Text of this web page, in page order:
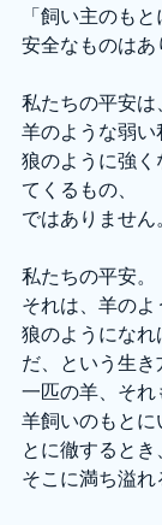
「飼い主のも
安全なものはあ
私たちの平安は
羊のような弱い
狼のように強く
てくるもの、
ではありません
私たちの平安。
それは、羊のよ
狼のようにな
だ、という生き
一匹の羊、それ
羊飼いのもとに
とに徹するとき
そこに満ち溢れ